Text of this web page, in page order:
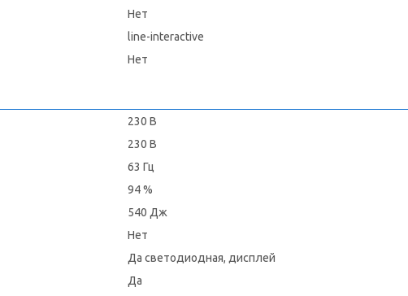
Нет
line-interactive
Нет
230 В
230 В
63 Гц
94 %
540 Дж
Нет
Да светодиодная, дисплей
Да